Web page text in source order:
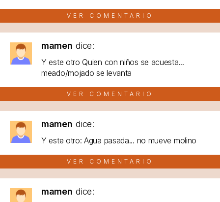
VER COMENTARIO
mamen dice:
Y este otro Quien con niños se acuesta...
meado/mojado se levanta
VER COMENTARIO
mamen dice:
Y este otro: Agua pasada... no mueve molino
VER COMENTARIO
mamen dice: